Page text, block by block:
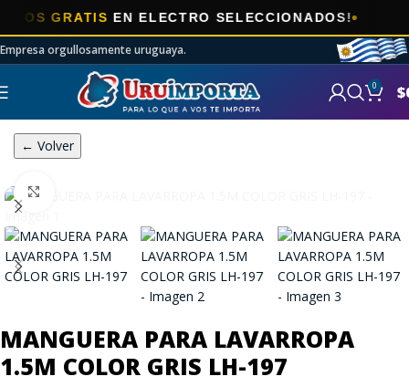
GRATISEN ELECTRO SELECCIONADOS!
Empresa orgullosamente uruguaya.
0 $
← Volver
MANGUERA PARA LAVARROPA
1.5M COLOR GRIS LH-197